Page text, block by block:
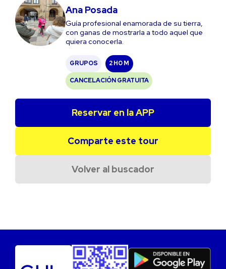
Ana Posada
Guía profesional enamorada de su tierra,
con ganas de mostrarla a todo aquel que
quiera conocerla.
GRUPOS 2 H0 M
CANCELACIÓN GRATUITA
Reservar en la APP
Comparte este tour
Volver al buscador